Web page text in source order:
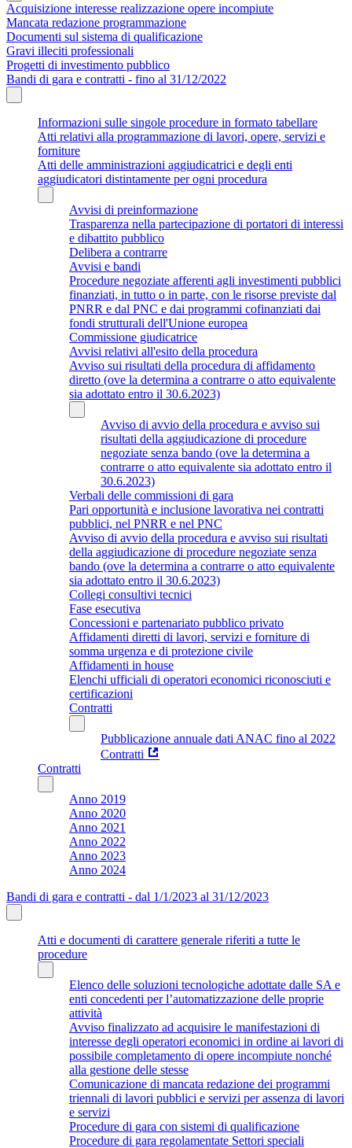
Acquisizione interesse realizzazione opere incompiute
Mancata redazione programmazione
Documenti sul sistema di qualificazione
Gravi illeciti professionali
Progetti di investimento pubblico
Bandi di gara e contratti - fino al 31/12/2022
Informazioni sulle singole procedure in formato tabellare
Atti relativi alla programmazione di lavori, opere, servizi e
forniture
Atti delle amministrazioni aggiudicatrici e degli enti
aggiudicatori distintamente per ogni procedura
Avvisi di preinformazione
Trasparenza nella partecipazione di portatori di interessi
e dibattito pubblico
Delibera a contrarre
Avvisi e bandi
Procedure negoziate afferenti agli investimenti pubblici
finanziati, in tutto o in parte, con le risorse previste dal
PNRR e dal PNC e dai programmi cofinanziati dai
fondi strutturali dell'Unione europea
Commissione giudicatrice
Avvisi relativi all'esito della procedura
Avviso sui risultati della procedura di affidamento
diretto (ove la determina a contrarre o atto equivalente
sia adottato entro il 30.6.2023)
Avviso di avvio della procedura e avviso sui
risultati della aggiudicazione di procedure
negoziate senza bando (ove la determina a
contrarre o atto equivalente sia adottato entro il
30.6.2023)
Verbali delle commissioni di gara
Pari opportunità e inclusione lavorativa nei contratti
pubblici, nel PNRR e nel PNC
Avviso di avvio della procedura e avviso sui risultati
della aggiudicazione di procedure negoziate senza
bando (ove la determina a contrarre o atto equivalente
sia adottato entro il 30.6.2023)
Collegi consultivi tecnici
Fase esecutiva
Concessioni e partenariato pubblico privato
Affidamenti diretti di lavori, servizi e forniture di
somma urgenza e di protezione civile
Affidamenti in house
Elenchi ufficiali di operatori economici riconosciuti e
certificazioni
Contratti
Pubblicazione annuale dati ANAC fino al 2022
Contratti
Contratti
Anno 2019
Anno 2020
Anno 2021
Anno 2022
Anno 2023
Anno 2024
Bandi di gara e contratti - dal 1/1/2023 al 31/12/2023
Atti e documenti di carattere generale riferiti a tutte le
procedure
Elenco delle soluzioni tecnologiche adottate dalle SA e
enti concedenti per l’automatizzazione delle proprie
attività
Avviso finalizzato ad acquisire le manifestazioni di
interesse degli operatori economici in ordine ai lavori di
possibile completamento di opere incompiute nonché
alla gestione delle stesse
Comunicazione di mancata redazione dei programmi
triennali di lavori pubblici e servizi per assenza di lavori
e servizi
Procedure di gara con sistemi di qualificazione
Procedure di gara regolamentate Settori speciali